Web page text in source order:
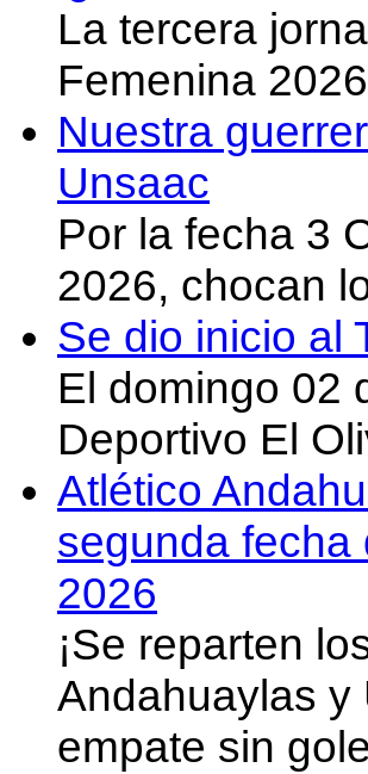
La tercera
Femenina
Nuestra
Unsaac
Por la fecha 3
2026, chocan
Se dio inicio al
El domingo 02
Deportivo El
Atlético
segunda fecha
2026
¡Se reparten
Andahuaylas y
empate sin